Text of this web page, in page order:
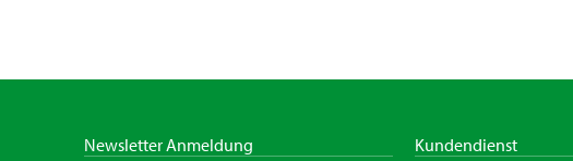
Newsletter Anmeldung
Kundendienst